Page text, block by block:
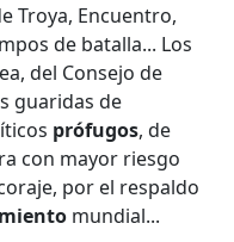
Troya, Encuentro,
de batalla... Los
del Consejo de
guaridas de
prófugos, de
con mayor riesgo
por el respaldo
mundial...